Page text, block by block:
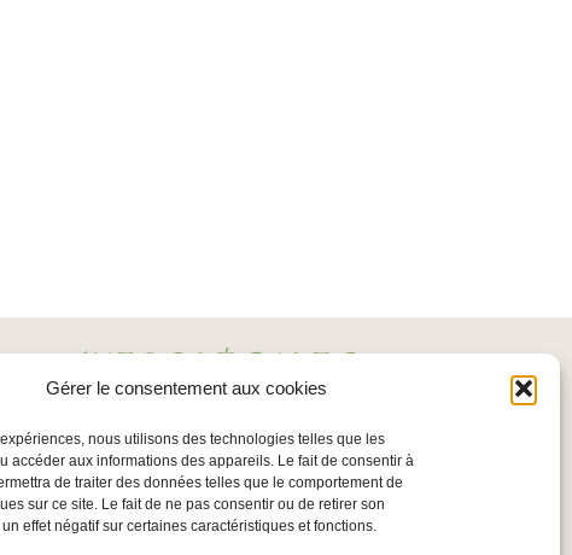
Gérer le consentement aux cookies
nous utilisons des technologies telles que les
accéder aux informations des appareils. Le fait de consentir à
de traiter des données telles que le comportement de
sur ce site. Le fait de ne pas consentir ou de retirer son
effet négatif sur certaines caractéristiques et fonctions.
INFOS LÉGALES
Politique de confidentialité
Conditions Générales
d’Utilisation